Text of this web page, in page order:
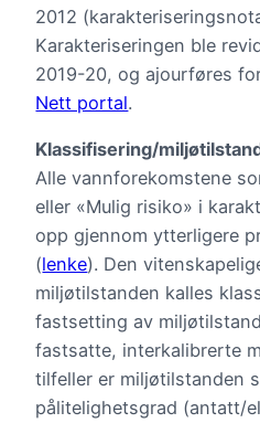
2012
Karakteriseringen ble
2019-20, og ajourføres
Nett portal.
Klassifisering/
Alle vannforekomstene
eller «Mulig risiko» i
opp gjennom ytterligere
(lenke). Den
miljøtilstanden kalles
fastsetting av
fastsatte, interkalibrerte
tilfeller er miljøtilstanden
pålitelighetsgrad (antatt/